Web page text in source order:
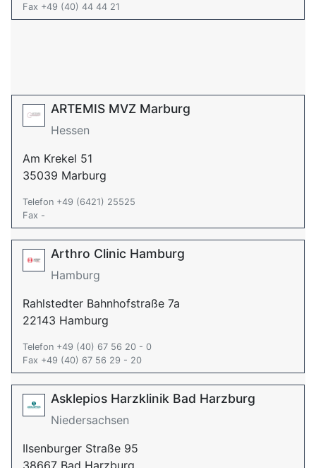
Fax +49 (40) 44 44 21
ARTEMIS MVZ Marburg
Hessen
Am Krekel 51
35039 Marburg
Telefon +49 (6421) 25525
Fax -
Arthro Clinic Hamburg
Hamburg
Rahlstedter Bahnhofstraße 7a
22143 Hamburg
Telefon +49 (40) 67 56 20 - 0
Fax +49 (40) 67 56 29 - 20
Asklepios Harzklinik Bad Harzburg
Niedersachsen
Ilsenburger Straße 95
38667 Bad Harzburg